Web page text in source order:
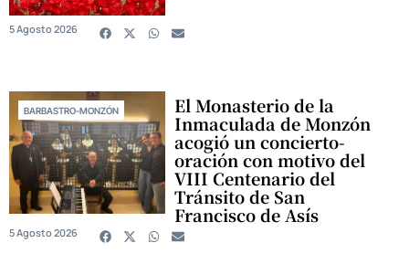
5 Agosto 2026
BARBASTRO-MONZÓN El Monasterio de la
Inmaculada de Monzón
acogió un concierto-
oración con motivo del
VIII Centenario del
Tránsito de San
Francisco de Asís
5 Agosto 2026